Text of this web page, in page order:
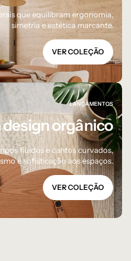
que equilibram ergonomia,
simetria e estética marcante.
VER COLEÇÃO
LANÇAMENTOS
orgânico
fluidos e cantos curvados,
e sofisticação aos espaços.
VER COLEÇÃO